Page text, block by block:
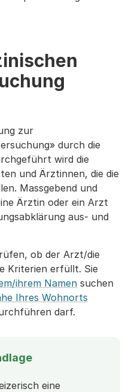
zur
durch die
wird die
und Ärztinnen, die die
Massgebend und
Ärztin oder ein Arzt
aus- und
ob der Arzt/die
Kriterien erfüllt. Sie
ihrem Namen suchen
Ihres Wohnorts
darf.
eine